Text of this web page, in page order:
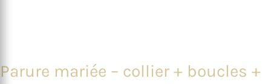
Parure mariée – collier + boucles +